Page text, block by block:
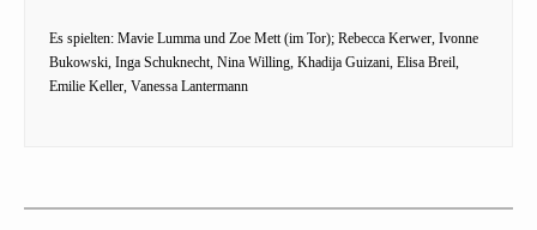
Es spielten: Mavie Lumma und Zoe Mett (im Tor); Rebecca Kerwer, Ivonne
Bukowski, Inga Schuknecht, Nina Willing, Khadija Guizani, Elisa Breil,
Emilie Keller, Vanessa Lantermann